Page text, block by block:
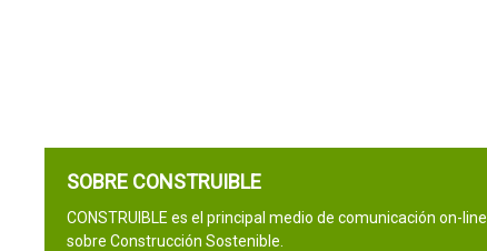
SOBRE CONSTRUIBLE
CONSTRUIBLE es el principal medio de comunicación on-line
sobre Construcción Sostenible.